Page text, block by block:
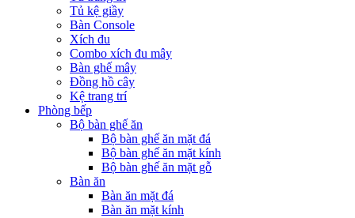
Tủ kệ giầy
Bàn Console
Xích đu
Combo xích đu mây
Bàn ghế mây
Đồng hồ cây
Kệ trang trí
Phòng bếp
Bộ bàn ghế ăn
Bộ bàn ghế ăn mặt đá
Bộ bàn ghế ăn mặt kính
Bộ bàn ghế ăn mặt gỗ
Bàn ăn
Bàn ăn mặt đá
Bàn ăn mặt kính